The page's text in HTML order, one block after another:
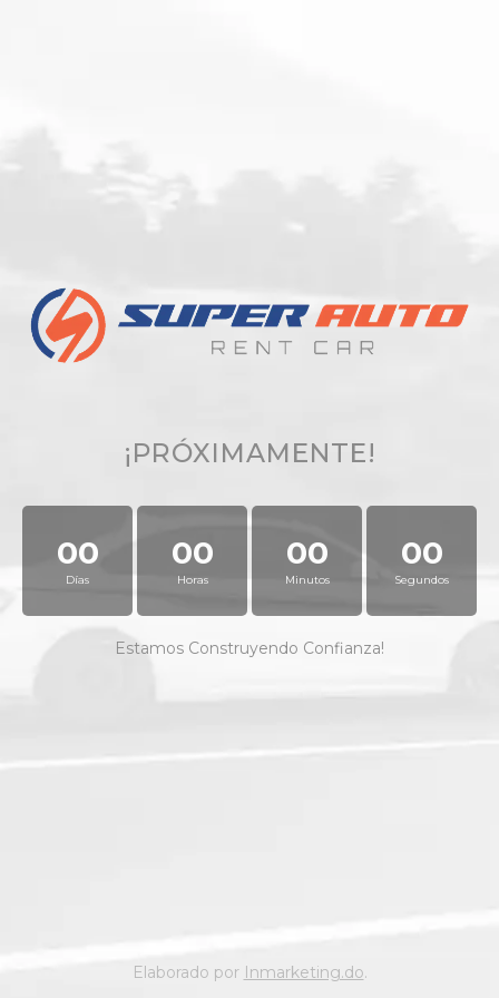
¡PRÓXIMAMENTE!
00
Días
00
Horas
00
Minutos
00
Segundos
Estamos Construyendo Confianza!
Elaborado por Inmarketing.do.